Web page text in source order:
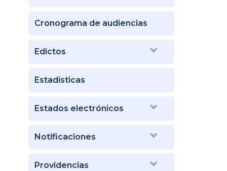
Cronograma de audiencias
Edictos
Estadísticas
Estados electrónicos
Notificaciones
Providencias